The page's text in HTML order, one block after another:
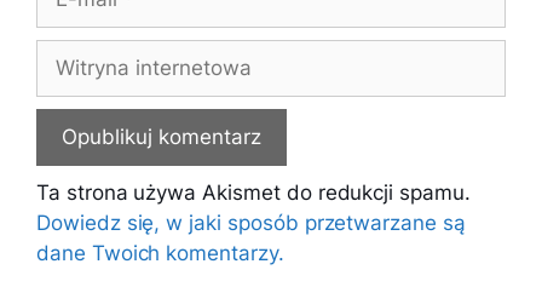
mail
internetowa
Ta strona używa Akismet do redukcji spamu.
Dowiedz się, w jaki sposób przetwarzane są
dane Twoich komentarzy.